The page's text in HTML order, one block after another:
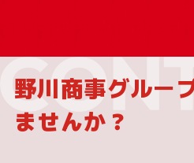
野川商事グルー
ませんか？